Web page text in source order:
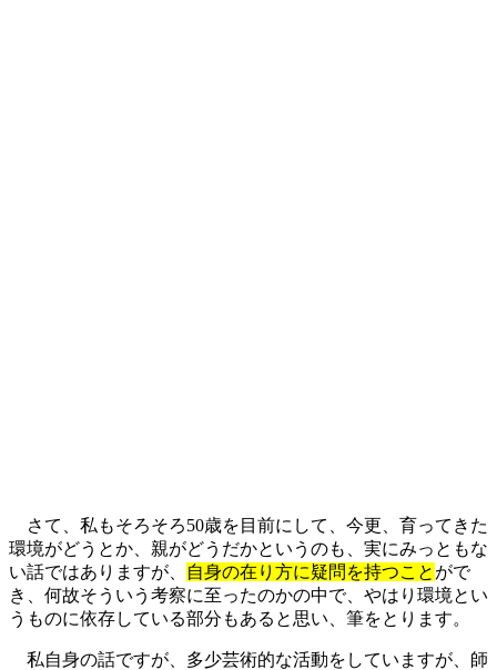
さて、私もそろそろ50歳を目前にして、今更、育ってきた
環境がどうとか、親がどうだかというのも、実にみっともな
い話ではありますが、
自身の在り方に疑問を持つこと がで
き、何故そういう考察に至ったのかの中で、やはり環境とい
うものに依存している部分もあると思い、筆をとります。
私自身の話ですが、多少芸術的な活動をしていますが、師